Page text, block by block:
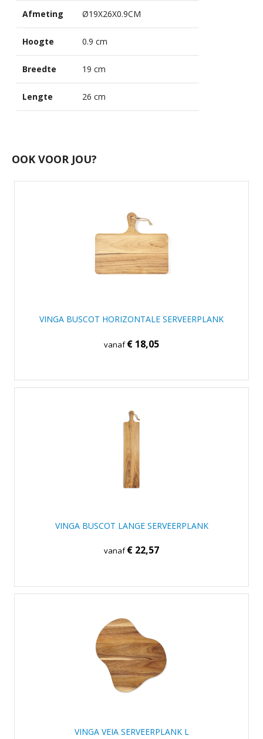
Afmeting Ø19X26X0.9CM
Hoogte 0.9 cm
Breedte 19 cm
Lengte 26 cm
OOK VOOR JOU?
VINGA BUSCOT HORIZONTALE SERVEERPLANK
vanaf€ 18,05
VINGA BUSCOT LANGE SERVEERPLANK
vanaf€ 22,57
VINGA VEIA SERVEERPLANK L